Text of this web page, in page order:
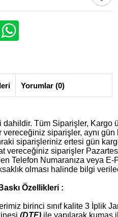
Yorumlar (0)
dahildir. Tüm Siparişler,
siparişler, aynı
siparişleriniz ertesi gün
vereceğiniz siparişler
Telefon Numaranıza veya E-
olması halinde bilgi
Özellikleri :
birinci sınıf kalite 3 İplik
(DTF) ile yapılarak kumaş